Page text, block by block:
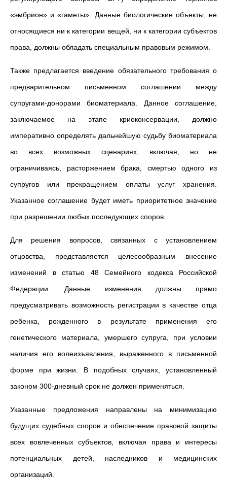
«эмбрион» и«гаметы» . Данные биологические объекты, не
относящиеся ни к категории вещей, ни к категории субъектов
права, должны обладать специальным правовым режимом.
Также предлагается введение обязательного требования о
предварительном письменном соглашении между
супругами-донорами биоматериала. Данное соглашение,
заключаемое на этапе криоконсервации, должно
императивно определять дальнейшую судьбу биоматериала
во всех возможных сценариях, включая, но не
ограничиваясь, расторжением брака, смертью одного из
супругов или прекращением оплаты услуг хранения.
Указанное соглашение будет иметь приоритетное значение
при разрешении любых последующих споров.
Для решения вопросов, связанных с установлением
отцовства, представляется целесообразным внесение
изменений в статью 48 Семейного кодекса Российской
Федерации. Данные изменения должны прямо
предусматривать возможность регистрации в качестве отца
ребенка, рожденного в результате применения его
генетического материала, умершего супруга, при условии
наличия его волеизъявления, выраженного в письменной
форме при жизни. В подобных случаях, установленный
законом 300-дневный срок не должен применяться.
Указанные предложения направлены на минимизацию
будущих судебных споров и обеспечение правовой защиты
всех вовлеченных субъектов, включая права и интересы
потенциальных детей, наследников и медицинских
организаций.